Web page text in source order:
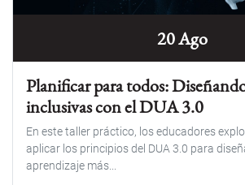
20 Ago
Planificar para todos:
inclusivas con el DUA 3.0
En este taller práctico, los educadores
aplicar los principios del DUA 3.0 para
aprendizaje más...